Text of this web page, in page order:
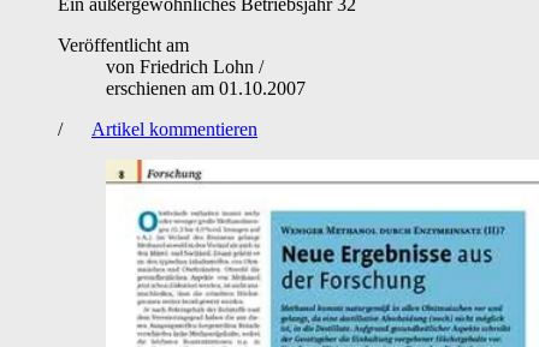
Veröffentlicht am
von Friedrich Lohn /
erschienen am 01.10.2007
/
Artikel kommentieren